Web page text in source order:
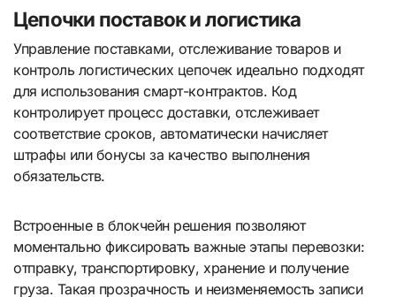
Цепочки поставок и логистика
Управление поставками, отслеживание товаров и
контроль логистических цепочек идеально подходят
для использования смарт-контрактов. Код
контролирует процесс доставки, отслеживает
соответствие сроков, автоматически начисляет
штрафы или бонусы за качество выполнения
обязательств.
Встроенные в блокчейн решения позволяют
моментально фиксировать важные этапы перевозки:
отправку, транспортировку, хранение и получение
груза. Такая прозрачность и неизменяемость записи